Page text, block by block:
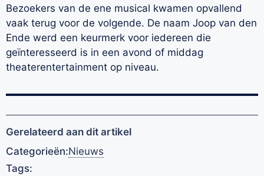
Bezoekers van de ene musical kwamen opvallend
vaak terug voor de volgende. De naam Joop van den
Ende werd een keurmerk voor iedereen die
geïnteresseerd is in een avond of middag
theaterentertainment op niveau.
Gerelateerd aan dit artikel
Categorieën:Nieuws
Tags: